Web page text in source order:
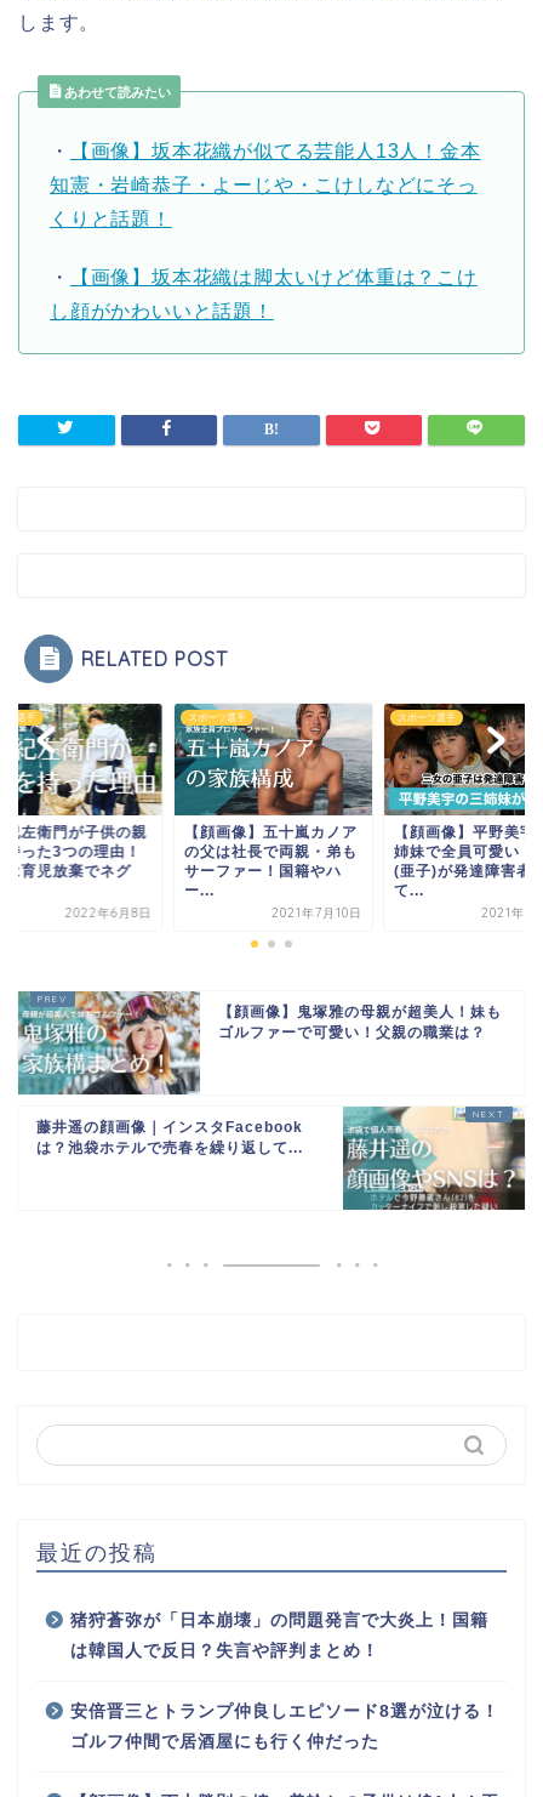
します。
あわせて読みたい
・
【画像】坂本花織が似てる芸能人13人！金本
知憲・岩崎恭子・よーじや・こけしなどにそっ
くりと話題！
・
【画像】坂本花織は脚太いけど体重は？こけ
し顔がかわいいと話題！
RELATED POST
ツ選手
紀左衛門が子供の親
持った3つの理由！
は育児放棄でネグ
2022年6月8日
スポーツ選手
【顔画像】五十嵐カノア
の父は社長で両親・弟も
サーファー！国籍やハ
ー...
2021年7月10日
スポーツ選手
【顔画像】平野美宇
姉妹で全員可愛い！
(亜子)が発達障害者
て...
2021年6
【顔画像】鬼塚雅の母親が超美人！妹も
ゴルファーで可愛い！父親の職業は？
藤井遥の顔画像｜インスタFacebook
は？池袋ホテルで売春を繰り返して...
最近の投稿
猪狩蒼弥が「日本崩壊」の問題発言で大炎上！国籍
は韓国人で反日？失言や評判まとめ！
安倍晋三とトランプ仲良しエピソード8選が泣ける！
ゴルフ仲間で居酒屋にも行く仲だった